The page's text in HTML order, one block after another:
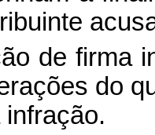
de firma
do